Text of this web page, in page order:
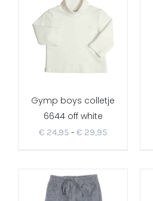
Gymp boys colletje
6644 off white
€ 24,95 - € 29,95Prijsklasse: